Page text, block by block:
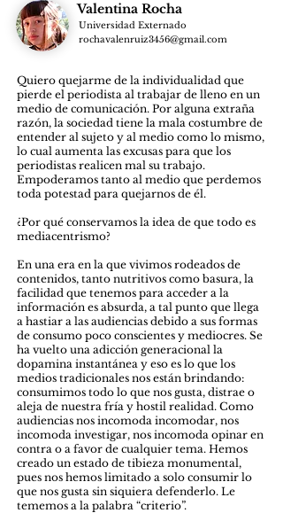
Valentina Rocha
Universidad Externado
rochavalenruiz3456@gmail.com
Quiero quejarme de la individualidad que
pierde el periodista al trabajar de lleno en un
medio de comunicación. Por alguna extraña
razón, la sociedad tiene la mala costumbre de
entender al sujeto y al medio como lo mismo,
lo cual aumenta las excusas para que los
periodistas realicen mal su trabajo.
Empoderamos tanto al medio que perdemos
toda potestad para quejarnos de él.
¿Por qué conservamos la idea de que todo es
mediacentrismo?
En una era en la que vivimos rodeados de
contenidos, tanto nutritivos como basura, la
facilidad que tenemos para acceder a la
información es absurda, a tal punto que llega
a hastiar a las audiencias debido a sus formas
de consumo poco conscientes y mediocres. Se
ha vuelto una adicción generacional la
dopamina instantánea y eso es lo que los
medios tradicionales nos están brindando:
consumimos todo lo que nos gusta, distrae o
aleja de nuestra fría y hostil realidad. Como
audiencias nos incomoda incomodar, nos
incomoda investigar, nos incomoda opinar en
contra o a favor de cualquier tema. Hemos
creado un estado de tibieza monumental,
pues nos hemos limitado a solo consumir lo
que nos gusta sin siquiera defenderlo. Le
tememos a la palabra “criterio”.